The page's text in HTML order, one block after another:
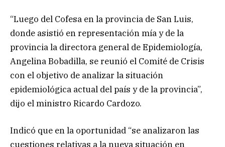
“Luego del Cofesa en la provincia de San Luis,
donde asistió en representación mía y de la
provincia la directora general de Epidemiología,
Angelina Bobadilla, se reunió el Comité de Crisis
con el objetivo de analizar la situación
epidemiológica actual del país y de la provincia”,
dijo el ministro Ricardo Cardozo.
Indicó que en la oportunidad “se analizaron las
cuestiones relativas a la nueva situación en